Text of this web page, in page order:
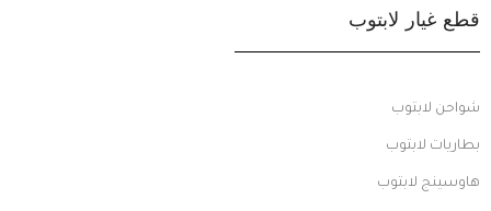
قطع غيار لابتوب
شواحن لابتوب
بطاريات لابتوب
هاوسينج لابتوب